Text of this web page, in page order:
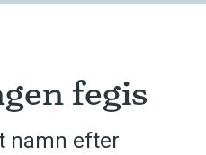
fegis
namn efter